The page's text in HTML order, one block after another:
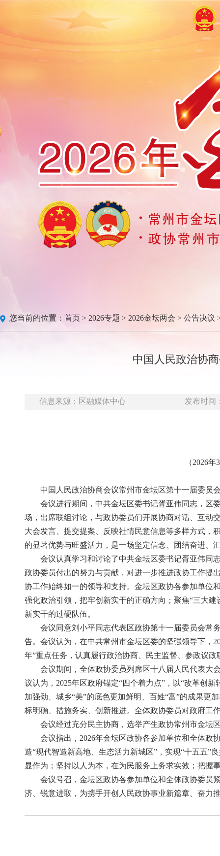
您当前的位置： 首页 > 2026专题 > 2026金坛两会 > 公告决议
中国人民政治协
信息来源：区融媒体中心 发布时间
（2026
中国人民政治协商会议常州市金坛区第十一届委员
会议进行期间，中共金坛区委书记胥亚伟同志，区
场，出席联组讨论，与政协委员们开展协商对话、互动
大会发言、提交提案、反映社情民意信息等多样方式，
的显著优势与旺盛活力，是一场坚定信念、团结奋进、
会议认真学习和讨论了中共金坛区委书记胥亚伟同
政协委员付出的努力与贡献，对进一步推进政协工作提
协工作始终如一的领导和支持。金坛区政协各参加单位
强化政治引领，把牢创新实干的正确方向；聚焦“三大
新实干的过硬队伍。
会议同意刘小平同志代表区政协第十一届委员会常
告。会议认为，在中共常州市金坛区委的坚强领导下，
年”重点任务，认真履行政治协商、民主监督、参政议
会议期间，全体政协委员列席区十八届人民代表大
议认为，2025年区政府锚定“四个着力点”，以“改革创
加强劲、城乡“美”的底色更加鲜明、百姓“富”的成果更
标明确、措施务实、创新推进。全体政协委员对政府工
会议经过充分民主协商，选举产生政协常州市金坛
会议指出，2026年金坛区政协各参加单位和全体政
造“现代智造新高地、生态活力新城区”，实现“十五五”
显作为；坚持以人为本，在为民服务上务求实效；把握
会议号召，金坛区政协各参加单位和全体政协委员
济、锐意进取，为携手开创人民政协事业新篇章、奋力